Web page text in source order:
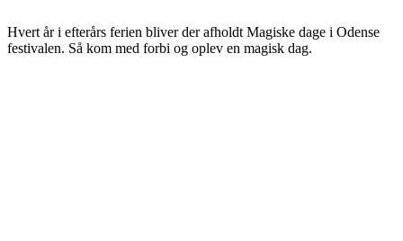
Hvert år i efterårs ferien bliver der afholdt Magiske dage i Odense
festivalen. Så kom med forbi og oplev en magisk dag.